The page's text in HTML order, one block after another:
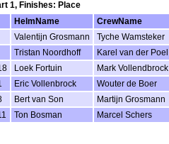
1, Finishes: Place
HelmName CrewName
Valentijn Grosmann Tyche Wamsteker
Tristan Noordhoff Karel van der Poel
Loek Fortuin Mark Vollendbrock
Eric Vollenbrock Wouter de Boer
Bert van Son Martijn Grosmann
Ton Bosman Marcel Schers